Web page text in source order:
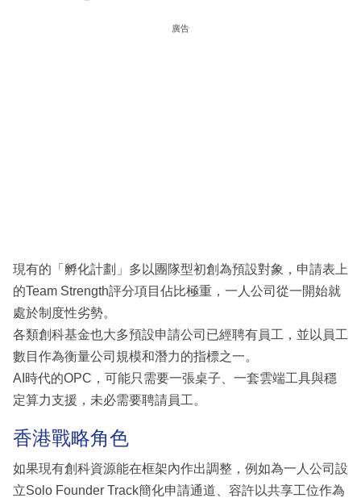
廣告
現有的「孵化計劃」多以團隊型初創為預設對象，申請表上
的Team Strength評分項目佔比極重，一人公司從一開始就
處於制度性劣勢。
各類創科基金也大多預設申請公司已經聘有員工，並以員工
數目作為衡量公司規模和潛力的指標之一。
AI時代的OPC，可能只需要一張桌子、一套雲端工具與穩
定算力支援，未必需要聘請員工。
香港戰略⻆色
如果現有創科資源能在框架內作出調整，例如為一人公司設
立Solo Founder Track簡化申請通道、容許以共享工位作為